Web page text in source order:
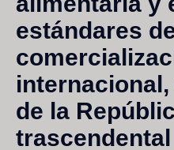
estándares
de la